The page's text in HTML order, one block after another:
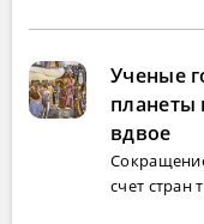
Ученые
планеты
вдвое
счет стран